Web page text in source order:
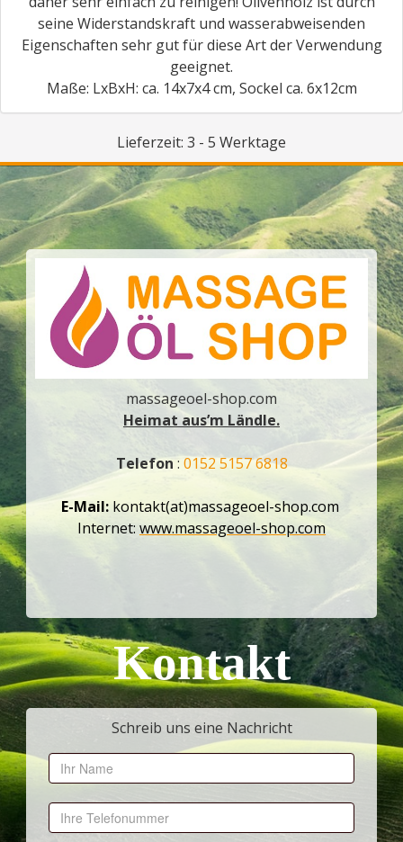
seine Widerstandskraft und wasserabweisenden
Eigenschaften sehr gut für diese Art der Verwendung
geeignet.
Maße: LxBxH: ca. 14x7x4 cm, Sockel ca. 6x12cm
Lieferzeit: 3 - 5 Werktage
massageoel-shop.com
Heimat aus’m Ländle.
Telefon: 0152 5157 6818
E-Mail: kontakt(at)massageoel-shop.com
Internet: www.massageoel-shop.com
Kontakt
Schreib uns eine Nachricht